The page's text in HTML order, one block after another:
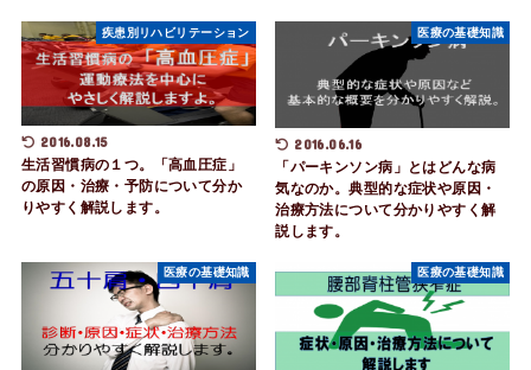
疾患別リハビリテーション
2016.08.15
生活習慣病の１つ。「高血圧症」
の原因・治療・予防について分か
りやすく解説します。
医療の基礎知識
2016.06.16
「パーキンソン病」とはどんな病
気なのか。典型的な症状や原因・
治療方法について分かりやすく解
説します。
医療の基礎知識 医療の基礎知識